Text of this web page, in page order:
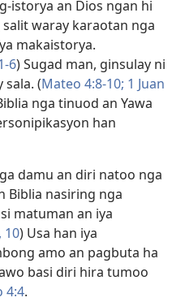
istorya an Dios ngan hi
waray karaotan nga
makaistorya.
6) Sugad man, ginsulay ni
sala. (Mateo 4:8-10; 1 Juan
nga tinuod an Yawa
han
damu an diri natoo nga
Biblia nasiring nga
matuman an iya
10) Usa han iya
amo an pagbuta ha
basi diri hira tumoo
4:4.